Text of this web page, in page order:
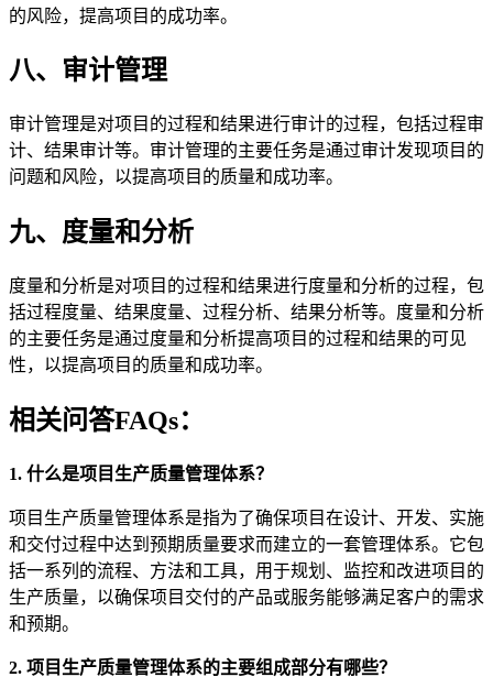
的风险，提高项目的成功率。
八、审计管理
审计管理是对项目的过程和结果进行审计的过程，包括过程审
计、结果审计等。审计管理的主要任务是通过审计发现项目的
问题和风险，以提高项目的质量和成功率。
九、度量和分析
度量和分析是对项目的过程和结果进行度量和分析的过程，包
括过程度量、结果度量、过程分析、结果分析等。度量和分析
的主要任务是通过度量和分析提高项目的过程和结果的可见
性，以提高项目的质量和成功率。
相关问答FAQs：
1. 什么是项目生产质量管理体系？
项目生产质量管理体系是指为了确保项目在设计、开发、实施
和交付过程中达到预期质量要求而建立的一套管理体系。它包
括一系列的流程、方法和工具，用于规划、监控和改进项目的
生产质量，以确保项目交付的产品或服务能够满足客户的需求
和预期。
2. 项目生产质量管理体系的主要组成部分有哪些？